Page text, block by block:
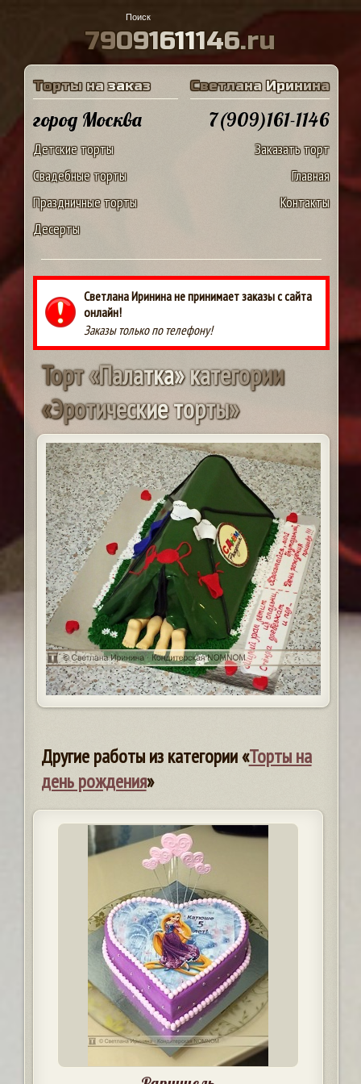
79091611146.ru
Торты на заказ
город Москва
Детские торты
Свадебные торты
Праздничные торты
Десерты
Светлана Иринина
7(909)161-1146
Заказать торт
Главная
Контакты
Светлана Иринина не принимает заказы с сайта
онлайн!
Заказы только по телефону!
Торт«Палатка»категории
«Эротическиеторты»
Другие работы из категории «Торты на
день рождения»